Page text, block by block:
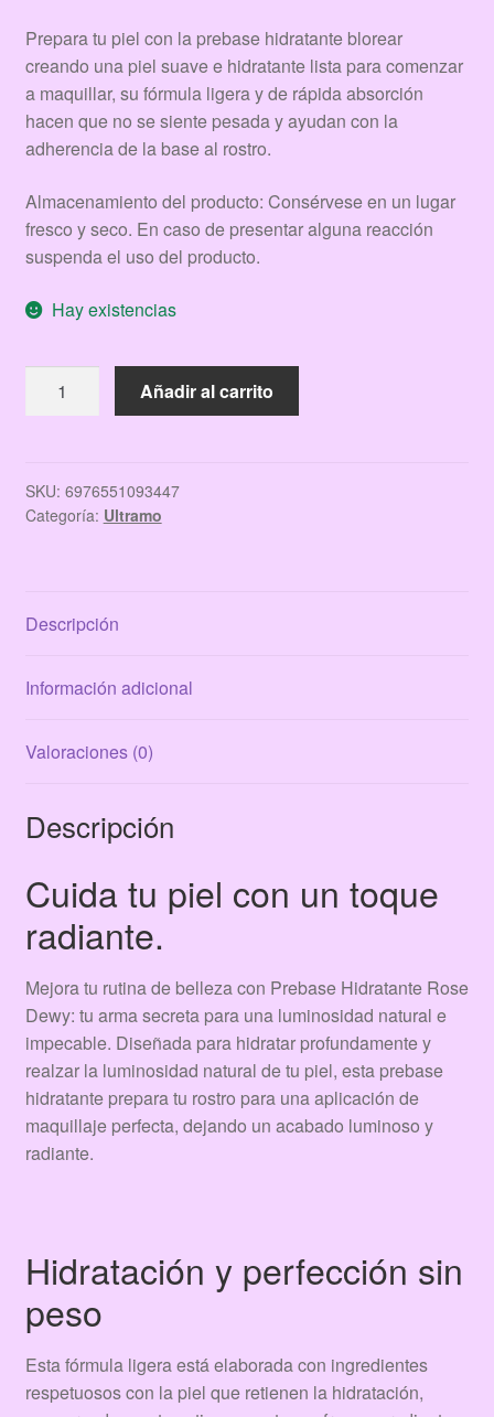
Prepara tu piel con la prebase hidratante blorear
creando una piel suave e hidratante lista para comenzar
a maquillar, su fórmula ligera y de rápida absorción
hacen que no se siente pesada y ayudan con la
adherencia de la base al rostro.
Almacenamiento del producto: Consérvese en un lugar
fresco y seco. En caso de presentar alguna reacción
suspenda el uso del producto.
Hay existencias
HIDRATANTE
cantidad
Añadir al carrito
SKU: 6976551093447
Categoría: Ultramo
Descripción
Información adicional
Valoraciones (0)
Descripción
Cuida tu piel con un toque
radiante.
Mejora tu rutina de belleza con Prebase Hidratante Rose
Dewy: tu arma secreta para una luminosidad natural e
impecable. Diseñada para hidratar profundamente y
realzar la luminosidad natural de tu piel, esta prebase
hidratante prepara tu rostro para una aplicación de
maquillaje perfecta, dejando un acabado luminoso y
radiante.
Hidratación y perfección sin
peso
Esta fórmula ligera está elaborada con ingredientes
respetuosos con la piel que retienen la hidratación,